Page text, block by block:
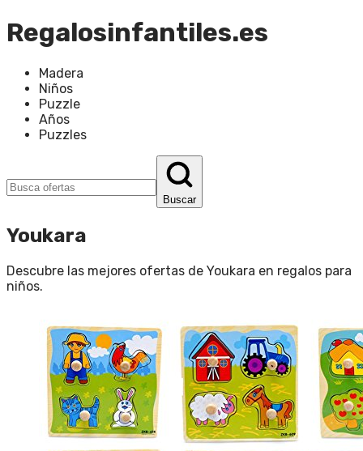
Regalosinfantiles.es
Madera
Niños
Puzzle
Años
Puzzles
Buscar
Youkara
Descubre las mejores ofertas de Youkara en regalos para
niños.